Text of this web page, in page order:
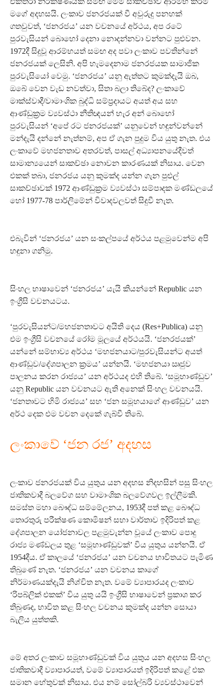
මගේ අදහසයි. ලංකාව ජනරජයක් වී අවුරුදු පනහක්
ගතවුවත්, ‘ජනරජය’ යන වචනයේ අර්ථය, අප රටේ
පුරවැසියන් බොහෝ දෙනා නොදන්නවා වන්නට පුළුවන.
1972දී සිදුවූ ආරම්භයත් සමඟ අද පවා ලංකාව පවතින්නේ
ජනරජයක් ලෙසිනි. අපි හැමදෙනාම ජනරජයක සාමාජික
පුරවැසියෝ වෙමු. ‘ජනරජය’ යනු ඇත්තට කුමක්දැයි ඔබ,
ඔබේ වෙන වැඩ නවත්වා, සිතා බලා තිබේද? ලංකාවේ
මාක්ස්වාදී/වාමාංශික බුද්ධි සම්ප්‍රදායට අයත් අය සහ
ආණ්ඩුක්‍රම ව්‍යවස්ථා නීතිඥයන් හැර අන් බොහෝ
පුරවැසියන් ‘අපේ රට ජනරජයක්’ යනුවෙන් හඳුන්වන්නේ
මන්දැයි දන්නේ නැත්නම්, අප ඒ ගැන පුදුම විය යුතු නැත. එය
ලංකාවේ මහජනතාව අතරවත්, පාසල් අධ්‍යාපනයේදීවත්
සාමාන්‍යයෙන් සාකච්ඡා නොවන කාරණයක් නිසාය. වෙන
එකක් තබා, ජනරජය යනු කුමක්ද යන්න ගැන පුළුල්
සාකච්ඡාවක් 1972 ආණ්ඩුක්‍රම ව්‍යවස්ථා සම්පාදක මණ්ඩලයේ
හෝ 1977-78 පාර්ලිමේන් විවාදවලවත් සිදුවී නැත.
එබැවින් ‘ජනරජය’ යන සංකල්පයේ අර්ථය පළමුවෙන්ම අපි
හඳුනා ගනිමු.
සිංහල භාෂාවෙන් ‘ජනරජය’ යැයි කියන්නේ Republic යන
ඉංග්‍රීසි වචනයටය.
‘පුරවැසියන්ට/මහජනතාවට අයිති දෙය (Res+Publica) යනු
එම ඉංග්‍රීසි වචනයේ රෝම මූලයේ අර්ථයයි. ‘ජනරජයක්’
යන්නේ සම්භාව්‍ය අර්ථය ‘මහජනයාට/පුරවැසියන්ට අයත්
ආණ්ඩුව/දේශපාලන ක්‍රමය’ යන්නයි. ‘මහජනයා ඍජුව
පාලනය කරන රාජ්‍යය’ යන අර්ථයද එහි තිබේ. ‘සමූහාණ්ඩුව’
යනු Republic යන වචනයට ඇති අනෙක් සිංහල වචනයයි.
‘ජනතාවට හිමි රාජ්‍යය’ සහ ‘ජන සමූහයාගේ ආණ්ඩුව’ යන
අර්ථ දෙක එම වචන දෙකේ ගැබ්වී තිබේ.
ලංකාවේ ‘ජන රජ’ අදහස
ලංකාව ජනරජයක් විය යුතුය යන අදහස නිදහසින් පසු සිංහල
ජාතිකවාදී බලවේග සහ වාමාංශික බලවේගවල ඉල්ලීමකි.
සමස්ත මහා බෞද්ධ සම්මේලනය, 1953දී පත් කළ බෞද්ධ
තොරතුරු පරීක්ෂණ කොමිෂන් සභා වාර්තාව ඉදිරිපත් කළ
දේශපාලන යෝජනාවල පළමුවැන්න වූයේ ලංකාව පොදු
රාජ්‍ය මණ්ඩලය තුළ ‘සමූහාණ්ඩුවක්’ විය යුතුය යන්නයි. ඒ
1954දීය. ඒ කාලයේ ‘ජනරජය’ යන වචනය භාවිතයට පැමිණ
තිබුණේ නැත. ‘ජනරජය’ යන වචනය කාගේ
නිර්මාණයක්දැයි නිශ්චිත නැත. වමේ ව්‍යාපාරයද ලංකාව
‘රිපබ්ලික් එකක්’ විය යුතු යයි ඉංග්‍රීසි භාෂාවෙන් ප්‍රකාශ කර
තිබුණද, භාවිත කළ සිංහල වචනය කුමක්ද යන්න සොයා
බැලිය යුත්තකි.
මේ අතර ලංකාව සමූහාණ්ඩුවක් විය යුතුය යන අදහස සිංහල
ජාතිකවාදී ව්‍යාපාරයත්, වමේ ව්‍යාපාරයත් ඉදිරිපත් කළේ එක
සමාන හේතුවක් නිසාය. එය නම් සෝල්බරි ව්‍යවස්ථාවෙන්